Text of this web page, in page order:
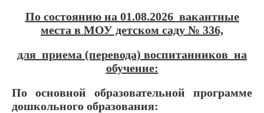
По состоянию на 01.08.2026 вакантные
места в МОУ детском саду № 336,
для приема (перевода) воспитанников на
обучение:
По основной образовательной программе
дошкольного образования: